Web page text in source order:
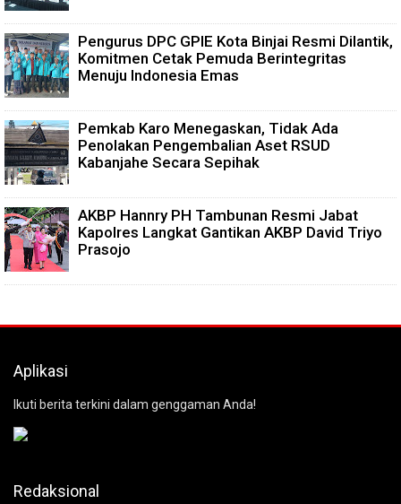
Pengurus DPC GPIE Kota Binjai Resmi Dilantik,
Komitmen Cetak Pemuda Berintegritas
Menuju Indonesia Emas
Pemkab Karo Menegaskan, Tidak Ada
Penolakan Pengembalian Aset RSUD
Kabanjahe Secara Sepihak
AKBP Hannry PH Tambunan Resmi Jabat
Kapolres Langkat Gantikan AKBP David Triyo
Prasojo
Aplikasi
Ikuti berita terkini dalam genggaman Anda!
Redaksional